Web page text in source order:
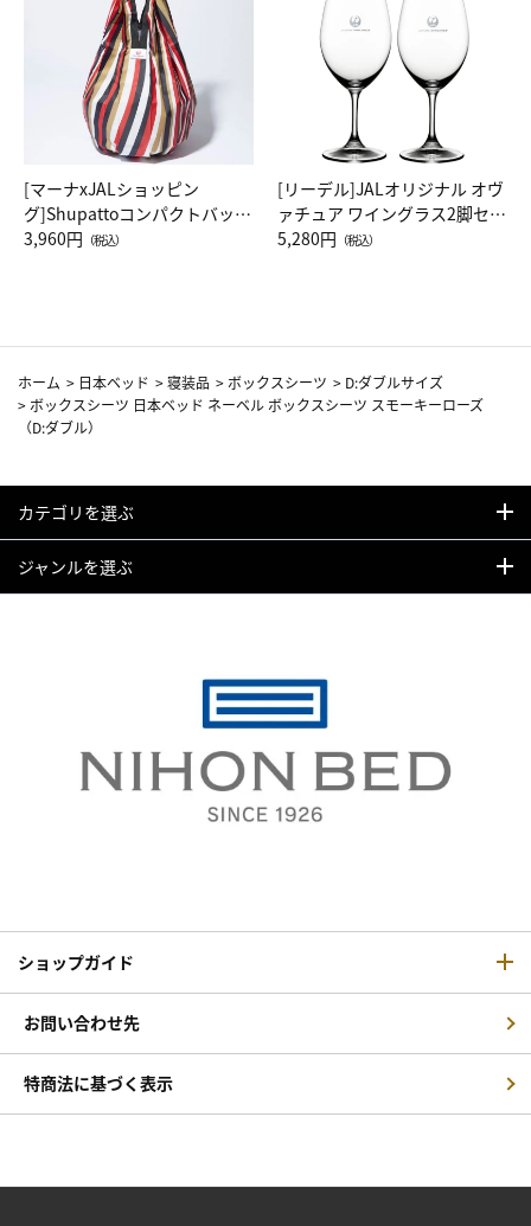
[マーナxJALショッピン
グ]Shupattoコンパクトバッグ
Drop JAL客室乗務員（LC）ス
3,960円 （税込）
[リーデル]JALオリジナル オヴ
ァチュア ワイングラス2脚セッ
ト（レッドワイン）
5,280円 （税込）
ホーム > 日本ベッド >寝装品 > ボックスシーツ > D:ダブルサイズ
> ボックスシーツ 日本ベッド ネーベル ボックスシーツ スモーキーローズ
（D:ダブル）
カテゴリを選ぶ
ジャンルを選ぶ
ショップガイド
お問い合わせ先
特商法に基づく表示